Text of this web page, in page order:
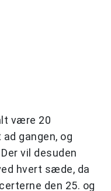
være 20
gangen, og
vil desuden
hvert sæde, da
den 25. og